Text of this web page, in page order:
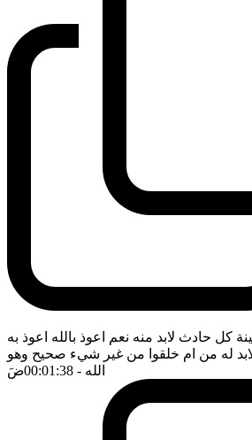
كل حادث لابد منه نعم اعوذ بالله اعوذ به
له من ام خلقوا من غير شيء صحيح وهو
الله - 00:01:38 ضَ